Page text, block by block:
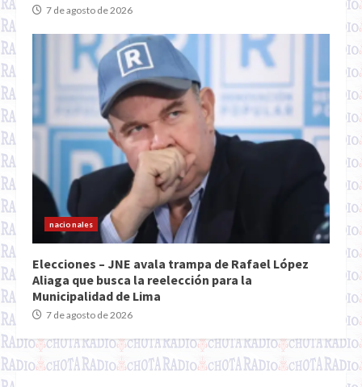
7 de agosto de 2026
nacionales
Elecciones – JNE avala trampa de Rafael López
Aliaga que busca la reelección para la
Municipalidad de Lima
7 de agosto de 2026